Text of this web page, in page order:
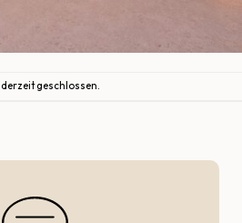
geschlossen.